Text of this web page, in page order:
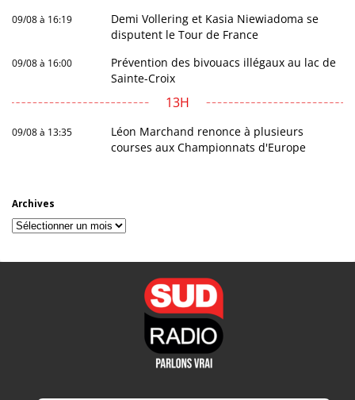
09/08 à 16:19
Demi Vollering et Kasia Niewiadoma se
disputent le Tour de France
09/08 à 16:00
Prévention des bivouacs illégaux au lac de
Sainte-Croix
13H
09/08 à 13:35
Léon Marchand renonce à plusieurs
courses aux Championnats d'Europe
Archives
Archives